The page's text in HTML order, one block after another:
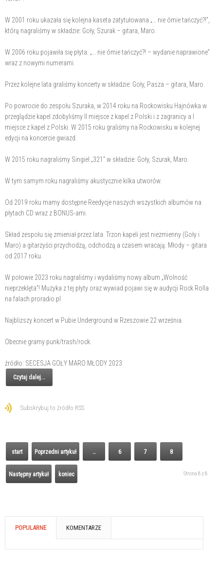
W 2001 roku ukazała się kolejna kaseta zatytułowana „… nie ómie tańczyć?!”,
którą nagraliśmy w składzie: Goły, Szurak – gitara, Maro.
W 2006 roku pojawiła się płyta: „… nie ómie tańczyć?! – wydanie naprawione”
wraz z nowymi numerami.
Przez kolejne lata graliśmy koncerty w składzie: Goły, Pasza – gitara, Maro.
Po powrocie do zespołu Szuraka, w 2014 roku na Rockowisku Hajnówka w
przeglądzie kapel zdobyliśmy II miejsce z kapel z Polski i z zagranicy a I
miejsce z kapel z Polski. W 2015 roku graliśmy na Rockowisku w kolejnej
edycji na koncercie gwiazd.
W 2015 roku nagraliśmy Singiel „321” w składzie: Goły, Szurak, Maro.
W tym samym roku nagraliśmy akustycznie kilka utworów.
Od 2019 roku mamy dostępne Reedycje naszych wszystkich albumów na
płytach CD wraz z BONUS-ami.
Skład zespołu się zmieniał przez lata. Trzon kapeli jest niezmienny (Goły i
Maro) a gitarzyści przychodzą, odchodzą a czasem wracają. Młody – gitara
od 2017 roku.
W połowie 2023 roku nagraliśmy i wydaliśmy nowy album „Wolność
nieprzeklęta”! Muzyka z tej płyty oraz wywiad pojawi się w audycji Rock Rolla
na falach proradio.pl
Najbliższy koncert w Pubie Underground w Rzeszowie 22 września.
Obecnie gramy punk/trash/rock.
źródło: SECESJA GOŁY MARO MŁODY 2023
Czytaj dalej...
Subskrybuj to źródło RSS
start Poprzedni artykuł … 6 7 8
Następny artykuł koniec Strona 8 z 8
POPULARNE KOMENTARZE